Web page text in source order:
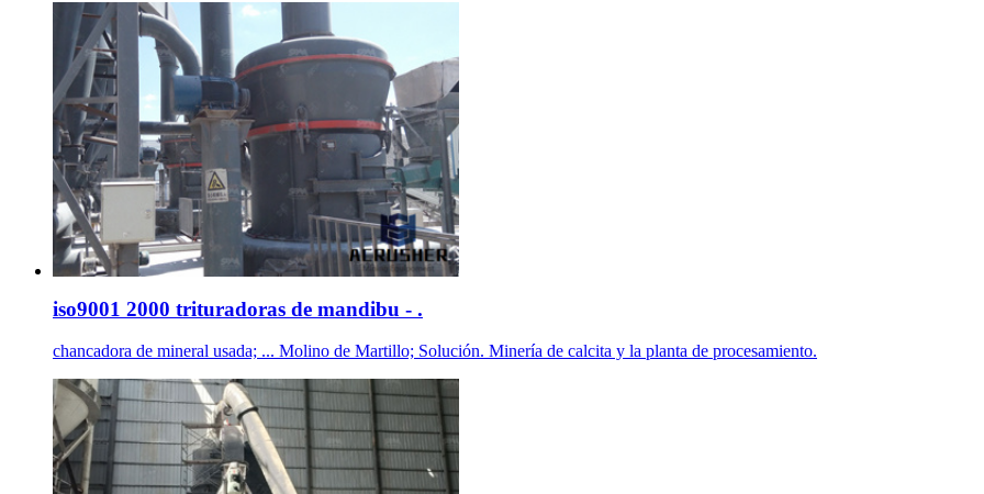
iso9001 2000 trituradoras de mandibu - .
chancadora de mineral usada; ... Molino de Martillo; Solución. Minería de calcita y la planta de procesamiento.